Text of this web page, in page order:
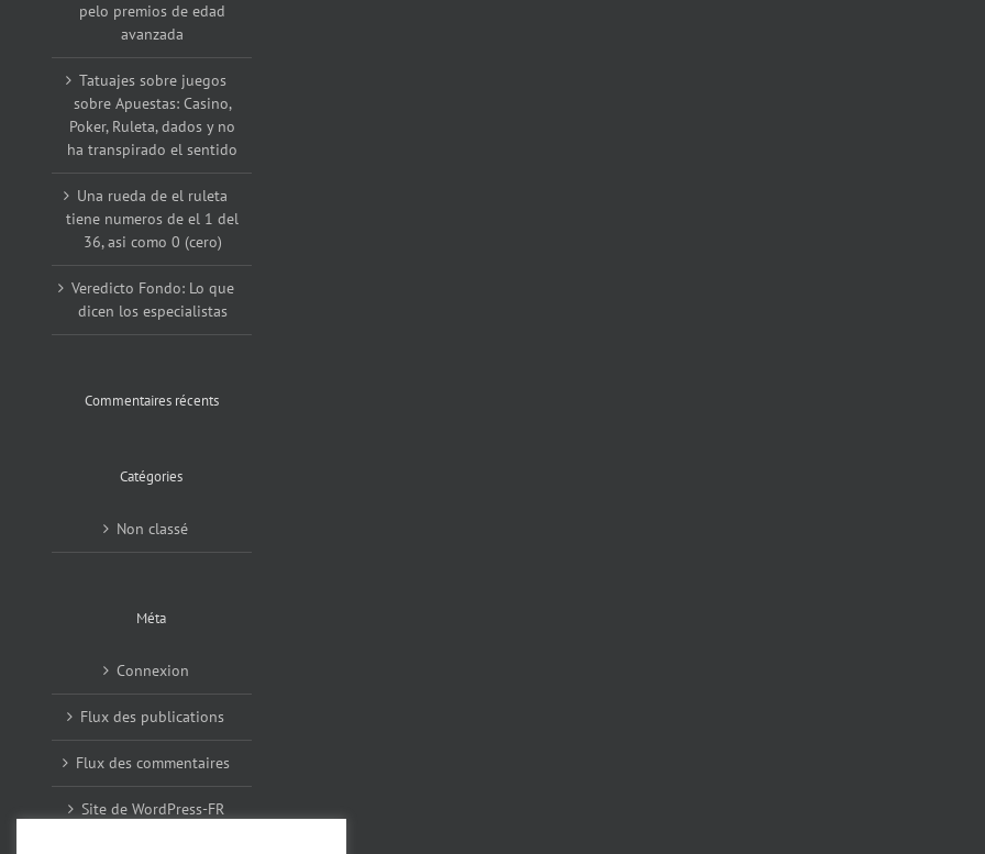
pelo premios de edad
avanzada
Tatuajes sobre juegos
sobre Apuestas: Casino,
Poker, Ruleta, dados y no
ha transpirado el sentido
Una rueda de el ruleta
tiene numeros de el 1 del
36, asi como 0 (cero)
Veredicto Fondo: Lo que
dicen los especialistas
Commentaires récents
Catégories
Non classé
Méta
Connexion
Flux des publications
Flux des commentaires
Site de WordPress-FR